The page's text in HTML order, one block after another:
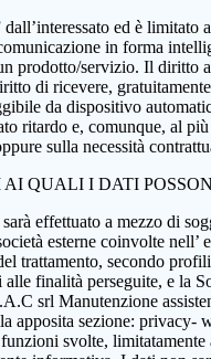
ed è limitato
in forma
prodotto/servizio. Il diritto
di ricevere,
da dispositivo
ritardo e, comunque, al
sulla necessità
QUALI I DATI
effettuato a mezzo di
esterne coinvolte
trattamento, secondo
alle finalità perseguite, e la
srl Manutenzione
apposita sezione:
svolte,